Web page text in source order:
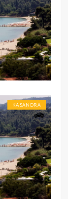
KASANDRA